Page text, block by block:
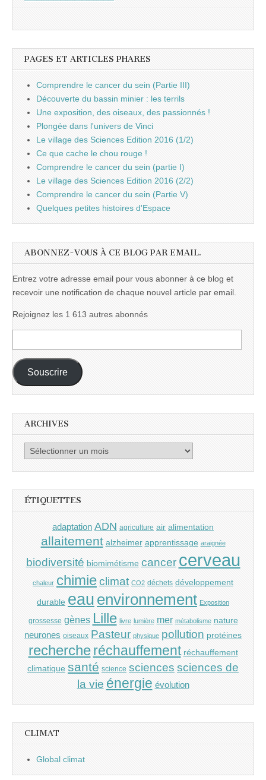
PAGES ET ARTICLES PHARES
Comprendre le cancer du sein (Partie III)
Découverte du bassin minier : les terrils
Une exposition, des oiseaux, des passionnés !
Plongée dans l'univers de Vinci
Le village des Sciences Edition 2016 (1/2)
Ce que cache le chou rouge !
Comprendre le cancer du sein (partie I)
Le village des Sciences Edition 2016 (2/2)
Comprendre le cancer du sein (Partie V)
Quelques petites histoires d'Espace
ABONNEZ-VOUS À CE BLOG PAR EMAIL.
Entrez votre adresse email pour vous abonner à ce blog et
recevoir une notification de chaque nouvel article par email.
Rejoignez les 1 613 autres abonnés
e-
mail :
Souscrire
ARCHIVES
Archives
ÉTIQUETTES
adaptation ADN agriculture air alimentation
allaitement alzheimer apprentissage araignée
biodiversité biomimétisme cancer cerveau
chaleur chimieclimat CO2 déchets développement
durable eau environnement Exposition
grossesse gènes Lille livre lumière mer métabolisme nature
neurones oiseaux Pasteur physique pollution protéines
recherche réchauffement réchauffement
climatique santé science sciences sciences de
la vie énergie évolution
CLIMAT
Global climat